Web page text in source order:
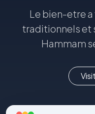
Le bien-etre
traditionnels et
Hammam